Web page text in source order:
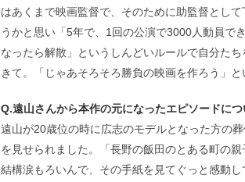
はあくまで映画監督で、そのために助監督とし
うかと思い「5年で、1回の公演で3000人動員で
なったら解散」というしんどいルールで自分た
きて。「じゃあそろそろ勝負の映画を作ろう」
Q.遠山さんから本作の元になったエピソードに
遠山が20歳位の時に広志のモデルとなった方の
を見せられました。「長野の飯田のとある町の
結構涙もろいんで、その手紙を見てぐっと感動